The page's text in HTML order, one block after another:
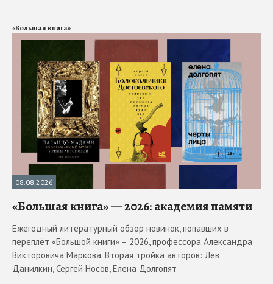
«Большая книга»
08.08.2026
«Большая книга» — 2026: академия памяти
Ежегодный литературный обзор новинок, попавших в
переплёт «Большой книги» – 2026, профессора Александра
Викторовича Маркова. Вторая тройка авторов: Лев
Данилкин, Сергей Носов, Елена Долгопят